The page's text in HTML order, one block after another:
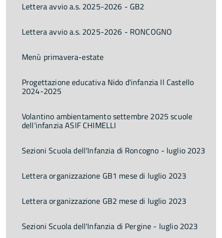
Lettera avvio a.s. 2025-2026 - GB2
Lettera avvio a.s. 2025-2026 - RONCOGNO
Menù primavera-estate
Progettazione educativa Nido d'infanzia Il Castello
2024-2025
Volantino ambientamento settembre 2025 scuole
dell'infanzia ASIF CHIMELLI
Sezioni Scuola dell'Infanzia di Roncogno - luglio 2023
Lettera organizzazione GB1 mese di luglio 2023
Lettera organizzazione GB2 mese di luglio 2023
Sezioni Scuola dell'Infanzia di Pergine - luglio 2023